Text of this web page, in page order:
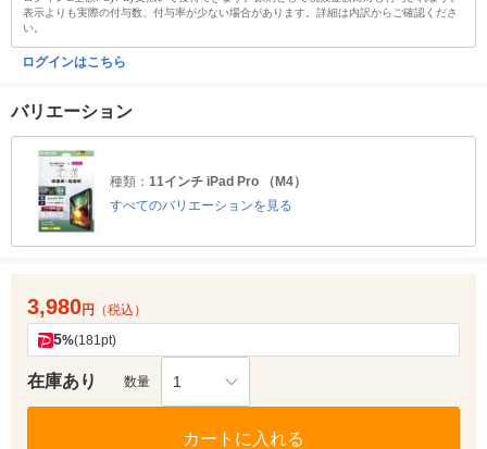
表示よりも実際の付与数、付与率が少ない場合があります。詳細は内訳からご確認くださ
い。
ログインはこちら
バリエーション
種類： 11インチ iPad Pro （M4）
すべてのバリエーションを見る
3,980円 （税込）
5%(181pt)
在庫あり 数量 1
カートに入れる